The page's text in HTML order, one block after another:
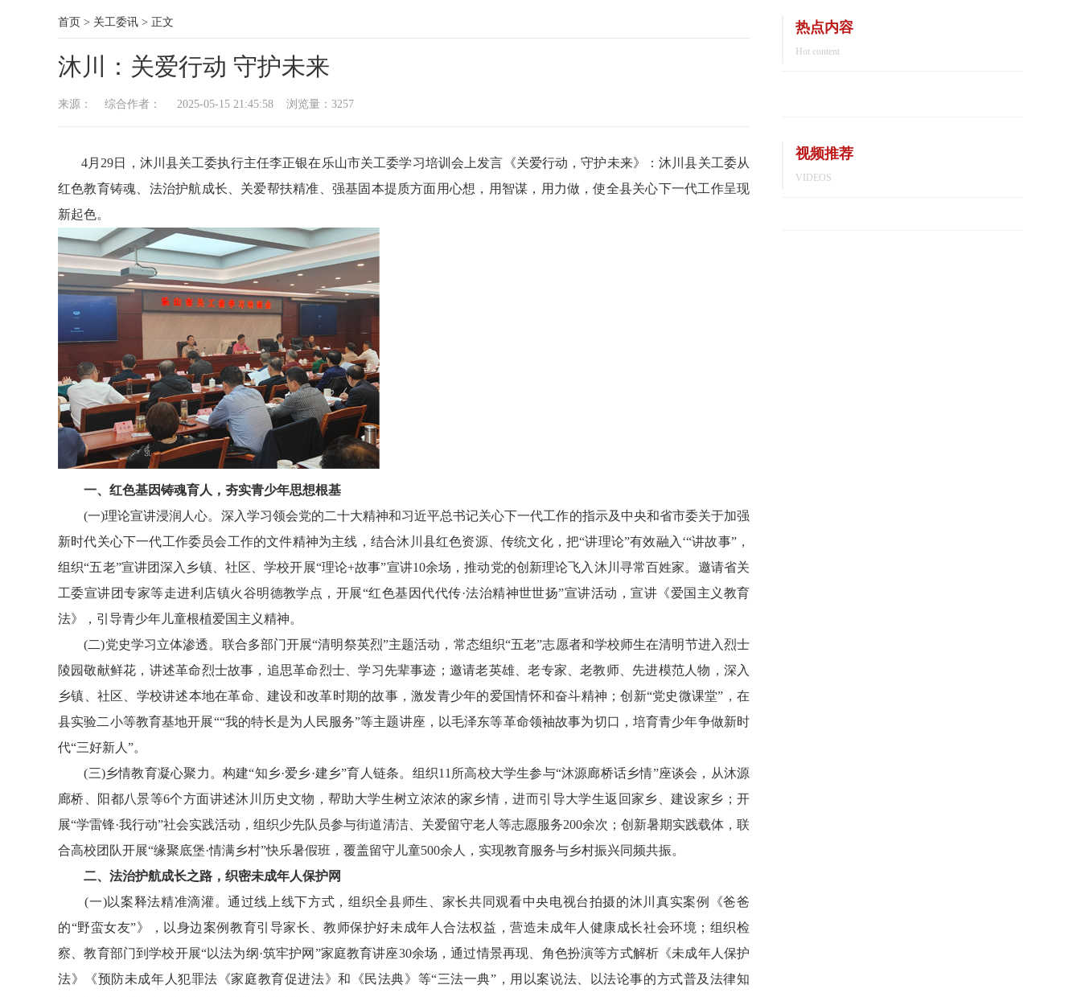
首页 > 关工委讯 > 正文
沐川：关爱行动 守护未来
来源： 综合作者： 2025-05-15 21:45:58 浏览量： 3257
4月29日，沐川县关工委执行主任李正银在乐山市关工委学习培训会上发言《关爱行动，守护未来》：沐川县关工委从
红色教育铸魂、法治护航成长、关爱帮扶精准、强基固本提质方面用心想，用智谋，用力做，使全县关心下一代工作呈现
新起色。
一、红色基因铸魂育人，夯实青少年思想根基
(一)理论宣讲浸润人心。深入学习领会党的二十大精神和习近平总书记关心下一代工作的指示及中央和省市委关于加强
新时代关心下一代工作委员会工作的文件精神为主线，结合沐川县红色资源、传统文化，把“讲理论”有效融入‘“讲故事”，
组织“五老”宣讲团深入乡镇、社区、学校开展“理论+故事”宣讲10余场，推动党的创新理论飞入沐川寻常百姓家。邀请省关
工委宣讲团专家等走进利店镇火谷明德教学点，开展“红色基因代代传·法治精神世世扬”宣讲活动，宣讲《爱国主义教育
法》，引导青少年儿童根植爱国主义精神。
(二)党史学习立体渗透。联合多部门开展“清明祭英烈”主题活动，常态组织“五老”志愿者和学校师生在清明节进入烈士
陵园敬献鲜花，讲述革命烈士故事，追思革命烈士、学习先辈事迹；邀请老英雄、老专家、老教师、先进模范人物，深入
乡镇、社区、学校讲述本地在革命、建设和改革时期的故事，激发青少年的爱国情怀和奋斗精神；创新“党史微课堂”，在
县实验二小等教育基地开展““我的特长是为人民服务”等主题讲座，以毛泽东等革命领袖故事为切口，培育青少年争做新时
代“三好新人”。
(三)乡情教育凝心聚力。构建“知乡·爱乡·建乡”育人链条。组织11所高校大学生参与“沐源廊桥话乡情”座谈会，从沐源
廊桥、阳都八景等6个方面讲述沐川历史文物，帮助大学生树立浓浓的家乡情，进而引导大学生返回家乡、建设家乡；开
展“学雷锋·我行动”社会实践活动，组织少先队员参与街道清洁、关爱留守老人等志愿服务200余次；创新暑期实践载体，联
合高校团队开展“缘聚底堡·情满乡村”快乐暑假班，覆盖留守儿童500余人，实现教育服务与乡村振兴同频共振。
二、法治护航成长之路，织密未成年人保护网
(一)以案释法精准滴灌。通过线上线下方式，组织全县师生、家长共同观看中央电视台拍摄的沐川真实案例《爸爸
的“野蛮女友”》，以身边案例教育引导家长、教师保护好未成年人合法权益，营造未成年人健康成长社会环境；组织检
察、教育部门到学校开展“以法为纲·筑牢护网”家庭教育讲座30余场，通过情景再现、角色扮演等方式解析《未成年人保护
法》《预防未成年人犯罪法《家庭教育促进法》和《民法典》等“三法一典”，用以案说法、以法论事的方式普及法律知
热点内容
Hot content
视频推荐
VIDEOS